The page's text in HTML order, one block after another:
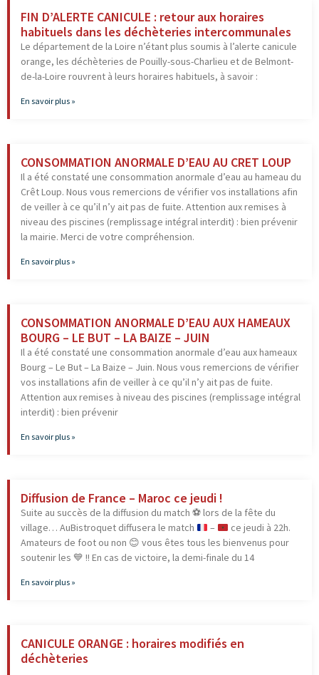
FIN D’ALERTE CANICULE : retour aux horaires
habituels dans les déchèteries intercommunales
Le département de la Loire n’étant plus soumis à l’alerte canicule
orange, les déchèteries de Pouilly-sous-Charlieu et de Belmont-
de-la-Loire rouvrent à leurs horaires habituels, à savoir :
En savoir plus »
CONSOMMATION ANORMALE D’EAU AU CRET LOUP
Il a été constaté une consommation anormale d’eau au hameau du
Crêt Loup. Nous vous remercions de vérifier vos installations afin
de veiller à ce qu’il n’y ait pas de fuite. Attention aux remises à
niveau des piscines (remplissage intégral interdit) : bien prévenir
la mairie. Merci de votre compréhension.
En savoir plus »
CONSOMMATION ANORMALE D’EAU AUX HAMEAUX
BOURG – LE BUT – LA BAIZE – JUIN
Il a été constaté une consommation anormale d’eau aux hameaux
Bourg – Le But – La Baize – Juin. Nous vous remercions de vérifier
vos installations afin de veiller à ce qu’il n’y ait pas de fuite.
Attention aux remises à niveau des piscines (remplissage intégral
interdit) : bien prévenir
En savoir plus »
Diffusion de France – Maroc ce jeudi !
Suite au succès de la diffusion du match ⚽️lors de la fête du
village… AuBistroquet diffusera le match
–
ce jeudi à 22h.
Amateurs de foot ou non 😊 vous êtes tous les bienvenus pour
soutenir les 💙 !! En cas de victoire, la demi-finale du 14
En savoir plus »
CANICULE ORANGE : horaires modifiés en
déchèteries